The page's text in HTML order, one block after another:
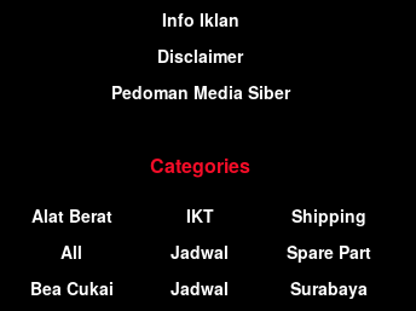
Info Iklan
Disclaimer
Pedoman Media Siber
Categories
Alat Berat
All
Bea Cukai
IKT
Jadwal
Jadwal
Shipping
Spare Part
Surabaya